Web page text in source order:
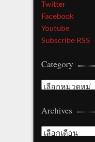
Twitter
Facebook
Youtube
Subscribe RSS
Category
Category
Archives
Archives